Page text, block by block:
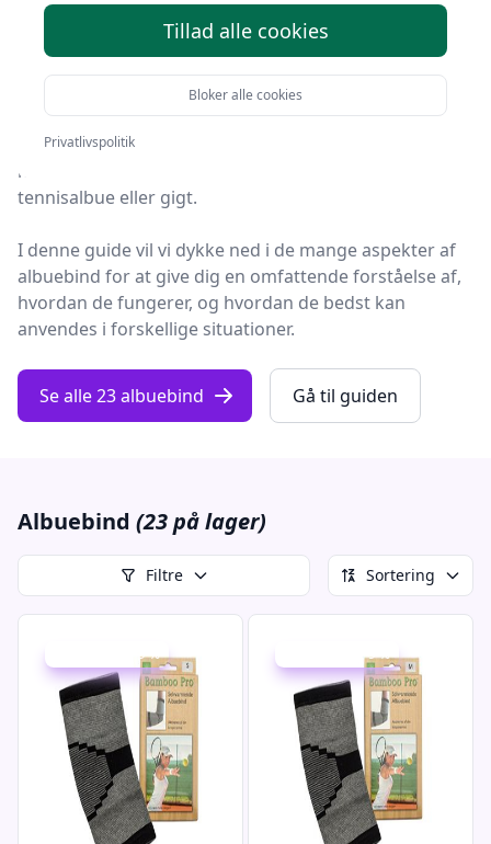
Albuebind er en essentiel del af mange menneskers
sports- og helbredsrutiner.
Disse alsidige hjælpemidler er designet til ikke kun at
beskytte albueleddet under fysisk aktivitet, men også
til at støtte helingsprocessen efter skader og
minimere smerter ved kroniske tilstande som
tennisalbue eller gigt.
I denne guide vil vi dykke ned i de mange aspekter af
albuebind for at give dig en omfattende forståelse af,
hvordan de fungerer, og hvordan de bedst kan
anvendes i forskellige situationer.
Se alle 23 albuebind Gå til guiden
Albuebind (23 på lager)
Filtre Sortering
Udsalg - spar 9 % Udsalg - spar 9 %
Tillad alle cookies
Bloker alle cookies
Privatlivspolitik